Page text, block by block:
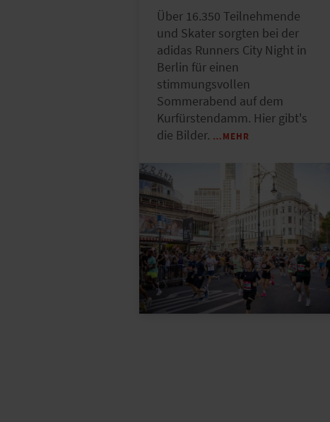
Über 16.350 Teilnehmende
und Skater sorgten bei der
adidas Runners City Night in
Berlin für einen
stimmungsvollen
Sommerabend auf dem
Kurfürstendamm. Hier gibt's
die Bilder. …MEHR